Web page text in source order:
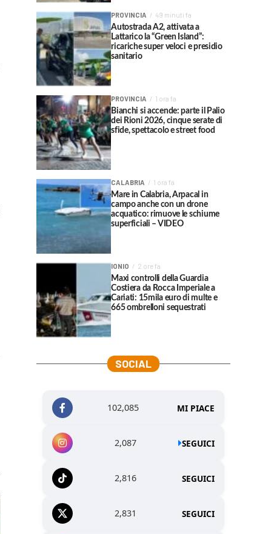
PROVINCIA 49 minuti fa
Autostrada A2, attivata a
Lattarico la “Green Island”:
ricariche super veloci e presidio
sanitario
PROVINCIA 1 ora fa
Bianchi si accende: parte il Palio
dei Rioni 2026, cinque serate di
sfide, spettacolo e street food
CALABRIA 1 ora fa
Mare in Calabria, Arpacal in
campo anche con un drone
acquatico: rimuove le schiume
superficiali – VIDEO
IONIO 2 ore fa
Maxi controlli della Guardia
Costiera da Rocca Imperiale a
Cariati: 15mila euro di multe e
665 ombrelloni sequestrati
SOCIAL
102,085 MI PIACE
2,087 SEGUICI
2,816 SEGUICI
2,831 SEGUICI